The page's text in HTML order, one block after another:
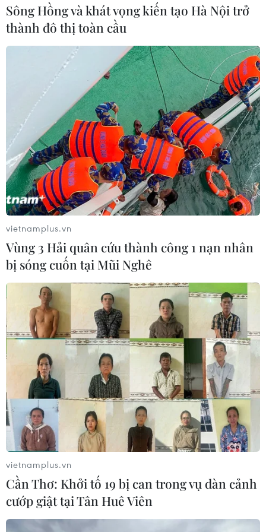
#VIB #lợi nhuận Q1 2025
#chia cổ tức 21%
#ngân hàng VIB
#CASA
Theo dõi VietnamPlus
TIN LIÊN QUAN
Sông Hồng và khát vọng kiến tạo Hà Nội trở
thành đô thị toàn cầu
vietnamplus.vn
Vùng 3 Hải quân cứu thành công 1 nạn nhân
bị sóng cuốn tại Mũi Nghê
vietnamplus.vn
Cần Thơ: Khởi tố 19 bị can trong vụ dàn cảnh
cướp giật tại Tân Huê Viên